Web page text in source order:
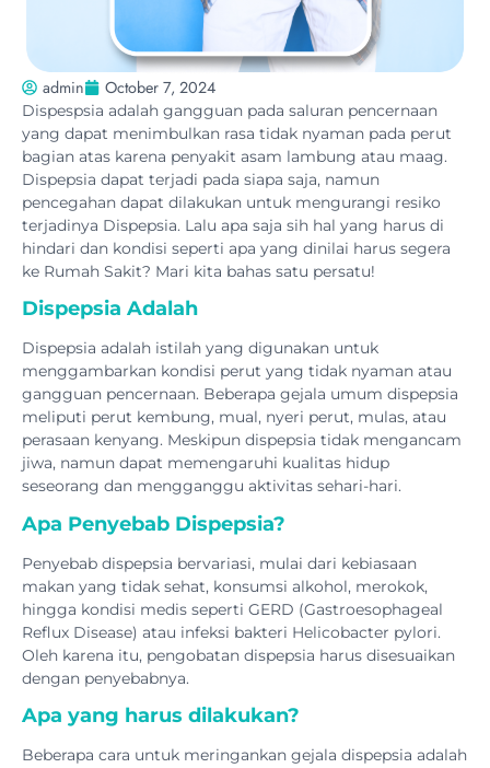
admin October 7, 2024
Dispespsia adalah gangguan pada saluran pencernaan
yang dapat menimbulkan rasa tidak nyaman pada perut
bagian atas karena penyakit asam lambung atau maag.
Dispepsia dapat terjadi pada siapa saja, namun
pencegahan dapat dilakukan untuk mengurangi resiko
terjadinya Dispepsia. Lalu apa saja sih hal yang harus di
hindari dan kondisi seperti apa yang dinilai harus segera
ke Rumah Sakit? Mari kita bahas satu persatu!
Dispepsia Adalah
Dispepsia adalah istilah yang digunakan untuk
menggambarkan kondisi perut yang tidak nyaman atau
gangguan pencernaan. Beberapa gejala umum dispepsia
meliputi perut kembung, mual, nyeri perut, mulas, atau
perasaan kenyang. Meskipun dispepsia tidak mengancam
jiwa, namun dapat memengaruhi kualitas hidup
seseorang dan mengganggu aktivitas sehari-hari.
Apa Penyebab Dispepsia?
Penyebab dispepsia bervariasi, mulai dari kebiasaan
makan yang tidak sehat, konsumsi alkohol, merokok,
hingga kondisi medis seperti GERD (Gastroesophageal
Reflux Disease) atau infeksi bakteri Helicobacter pylori.
Oleh karena itu, pengobatan dispepsia harus disesuaikan
dengan penyebabnya.
Apa yang harus dilakukan?
Beberapa cara untuk meringankan gejala dispepsia adalah